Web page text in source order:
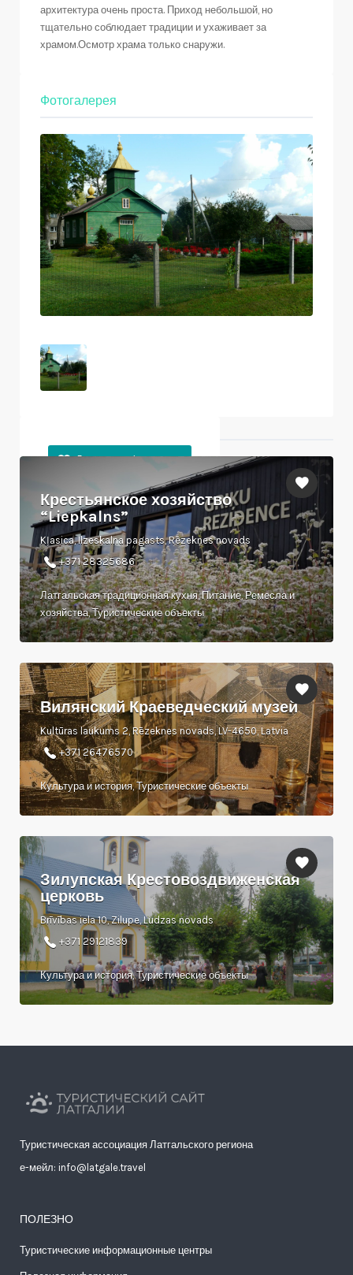
архитектура очень проста. Приход небольшой, но
тщательно соблюдает традиции и ухаживает за
храмом.Осмотр храма только снаружи.
Фотогалерея
Крестьянское хозяйство
“Liepkalns”
Kļasica, Ilzeskalna pagasts, Rēzeknes novads
+371 28325686
Латгальская традиционная кухня, Питание, Ремесла и
хозяйства, Туристические объекты
Вилянский Краеведческий музей
Kultūras laukums 2, Rēzeknes novads, LV-4650, Latvia
+371 26476570
Культура и история, Туристические объекты
Зилупская Крестовоздвиженская
церковь
Brīvības iela 10, Zilupe, Ludzas novads
+371 29121839
Культура и история, Туристические объекты
Туристическая ассоциация Латгальского региона
е-мейл: info@latgale.travel
ПОЛЕЗНО
Туристические информационные центры